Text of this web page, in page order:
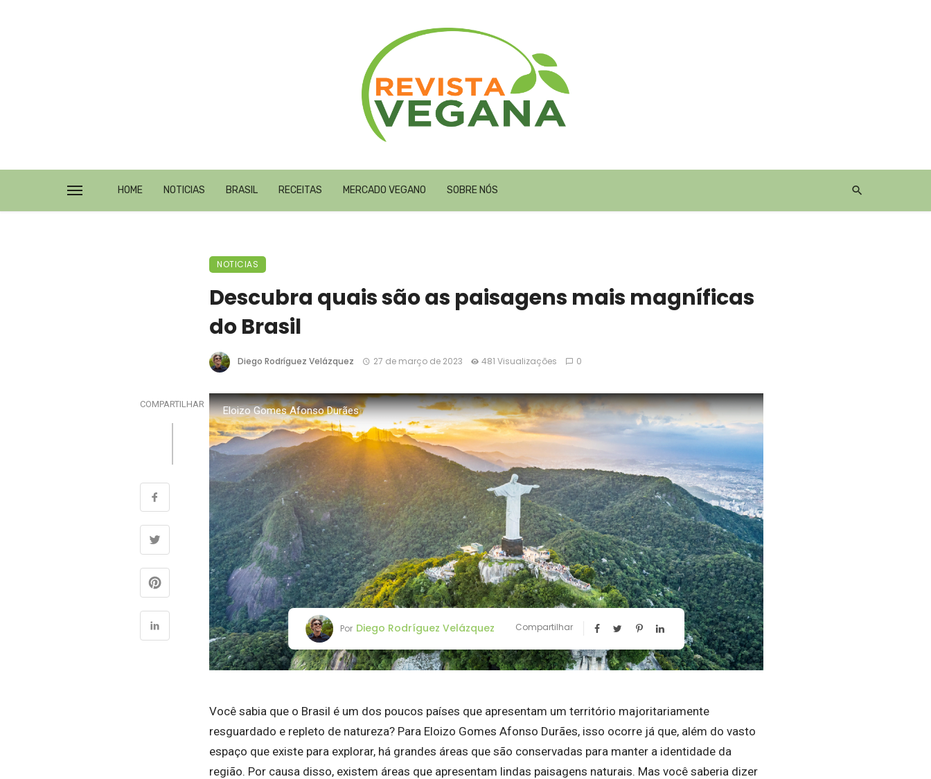
HOME NOTICIAS BRASIL RECEITAS MERCADO VEGANO SOBRE NÓS
NOTICIAS
Descubra quais são as paisagens mais magníficas
do Brasil
Diego Rodríguez Velázquez 27 de março de 2023 481 Visualizações 0
COMPARTILHAR
Eloizo Gomes Afonso Durães
Por Diego Rodríguez Velázquez Compartilhar
Você sabia que o Brasil é um dos poucos países que apresentam um território majoritariamente
resguardado e repleto de natureza? Para Eloizo Gomes Afonso Durães, isso ocorre já que, além do vasto
espaço que existe para explorar, há grandes áreas que são conservadas para manter a identidade da
região. Por causa disso, existem áreas que apresentam lindas paisagens naturais. Mas você saberia dizer